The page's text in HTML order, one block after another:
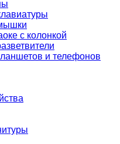
с колонкой
и телефонов